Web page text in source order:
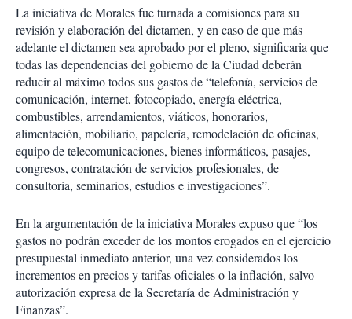
La iniciativa de Morales fue turnada a comisiones para su
revisión y elaboración del dictamen, y en caso de que más
adelante el dictamen sea aprobado por el pleno, significaria que
todas las dependencias del gobierno de la Ciudad deberán
reducir al máximo todos sus gastos de “telefonía, servicios de
comunicación, internet, fotocopiado, energía eléctrica,
combustibles, arrendamientos, viáticos, honorarios,
alimentación, mobiliario, papelería, remodelación de oficinas,
equipo de telecomunicaciones, bienes informáticos, pasajes,
congresos, contratación de servicios profesionales, de
consultoría, seminarios, estudios e investigaciones”.
En la argumentación de la iniciativa Morales expuso que “los
gastos no podrán exceder de los montos erogados en el ejercicio
presupuestal inmediato anterior, una vez considerados los
incrementos en precios y tarifas oficiales o la inflación, salvo
autorización expresa de la Secretaría de Administración y
Finanzas”.